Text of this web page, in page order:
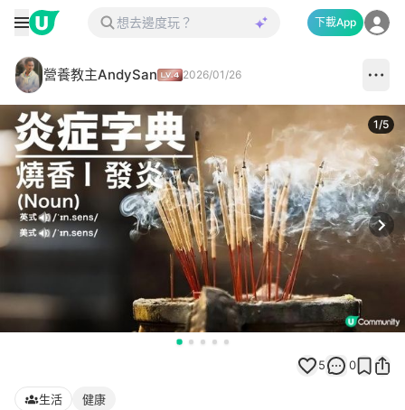
下載App
營養教主AndySan 2026/01/26
1/5
5 0
生活 健康